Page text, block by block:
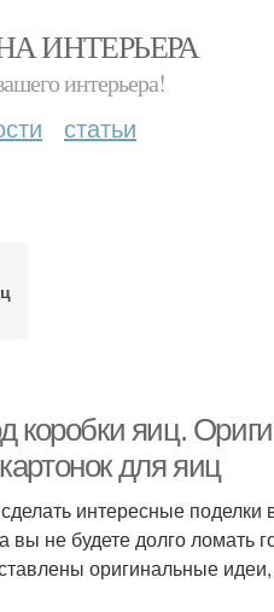
ИНТЕРЬЕРА
интерьера!
статьи
коробки яиц.
для яиц
интересные поделки
вы не будете долго ломать
оригинальные